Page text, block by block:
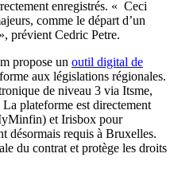
enregistrés. « Ceci
comme le départ d’un
prévient Cedric Petre.
propose un outil digital de
aux législations régionales.
de niveau 3 via Itsme,
plateforme est directement
et Irisbox pour
désormais requis à Bruxelles.
du contrat et protège les droits